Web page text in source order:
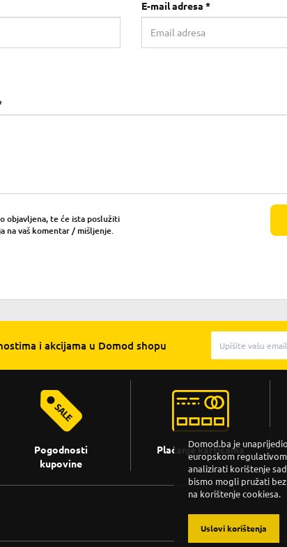
E-mail adresa *
objavljena, te će ista poslužiti
na vaš komentar / mišljenje.
i akcijama u Domod shopu
Pogodnosti
kupovine
Plaćanje karticama
Domod.ba je
europskom
analizirati korištenje
bismo mogli pružati
na korištenje cookiesa.
Uslovi korištenja